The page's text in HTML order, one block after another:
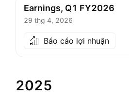
Earnings, Q1 FY2026
29 thg 4, 2026
Báo cáo lợi nhuận
2025